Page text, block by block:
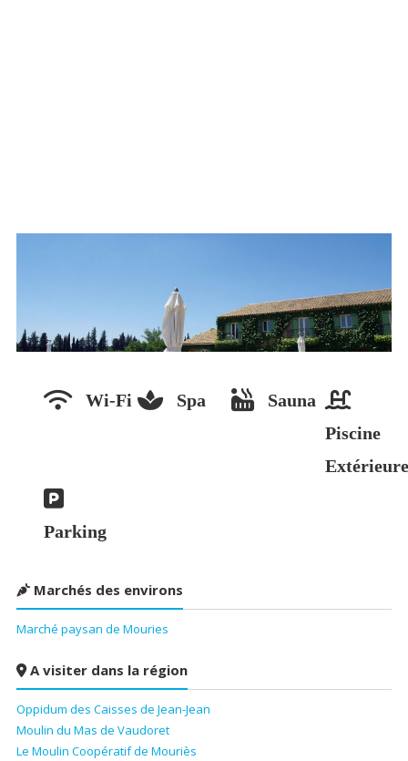
Wi-Fi Spa
Sauna
Piscine
Extérieure
Parking
Marchés des environs
Marché paysan de Mouries
A visiter dans la région
Oppidum des Caisses de Jean-Jean
Moulin du Mas de Vaudoret
Le Moulin Coopératif de Mouriès